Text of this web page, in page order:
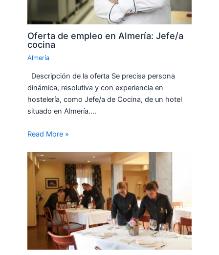
Oferta de empleo en Almería: Jefe/a
cocina
Almería
Descripción de la oferta Se precisa persona
dinámica, resolutiva y con experiencia en
hostelería, como Jefe/a de Cocina, de un hotel
situado en Almería.…
Read More »